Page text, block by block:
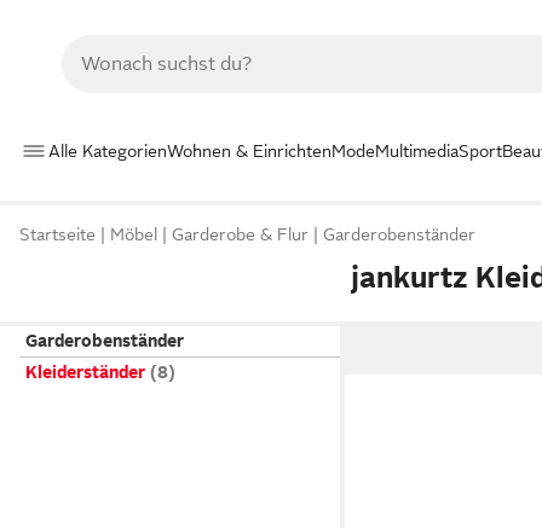
Alle KategorienWohnen & EinrichtenModeMultimediaSport
Startseite Möbel Garderobe & Flur Garderobenständer
jankurtz
Garderobenständer
Kleiderständer